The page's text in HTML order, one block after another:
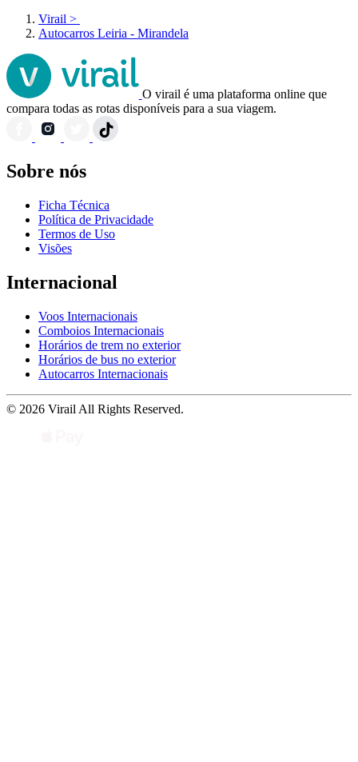
Virail >
Autocarros Leiria - Mirandela
O virail é uma plataforma online que
compara todas as rotas disponíveis para a sua viagem.
Sobre nós
Ficha Técnica
Política de Privacidade
Termos de Uso
Visões
Internacional
Voos Internacionais
Comboios Internacionais
Horários de trem no exterior
Horários de bus no exterior
Autocarros Internacionais
© 2026 Virail All Rights Reserved.